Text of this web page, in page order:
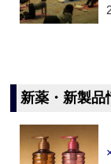
新薬・新製品